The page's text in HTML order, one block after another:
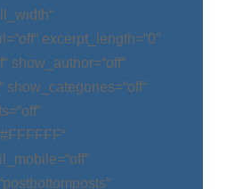
excerpt_length=“0″
show_author=“off“
show_categories=“off“